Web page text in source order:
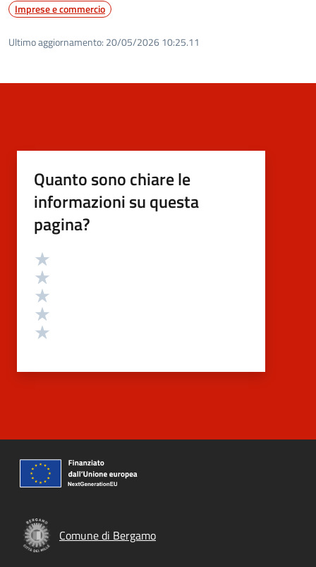
Imprese e commercio
Ultimo aggiornamento: 20/05/2026 10:25.11
Quanto sono chiare le
informazioni su questa
pagina?
Valutazione
Comune di Bergamo